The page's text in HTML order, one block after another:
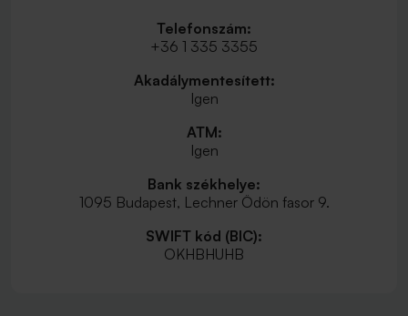
Telefonszám:
+36 1 335 3355
Akadálymentesített:
Igen
ATM:
Igen
Bank székhelye:
1095 Budapest, Lechner Ödön fasor 9.
SWIFT kód (BIC):
OKHBHUHB